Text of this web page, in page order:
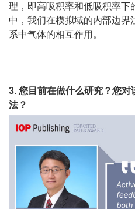
理，即高吸积率和低吸积率下
中，我们在模拟域的内部边界
系中气体的相互作用。
3. 您目前在做什么研究？您
法？